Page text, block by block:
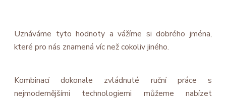
Uznáváme tyto hodnoty a vážíme si dobrého jména,
které pro nás znamená víc než cokoliv jiného.
Kombinací dokonale zvládnuté ruční práce s
nejmodernějšími technologiemi můžeme nabízet